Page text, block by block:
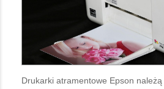
Drukarki atramentowe Epson